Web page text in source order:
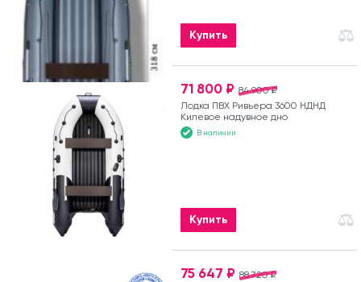
Купить
84 900 ₽
71 800 ₽
Лодка ПВХ Ривьера 3600 НДНД
Килевое надувное дно
В наличии
Купить
88 720 ₽
75 647 ₽